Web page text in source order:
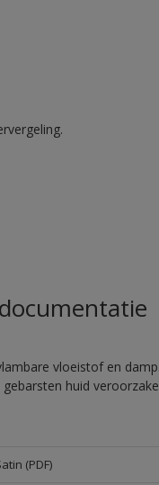
vloeistof en
huid
(PDF)